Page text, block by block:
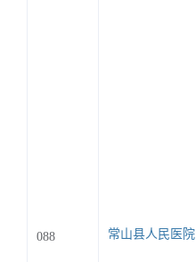
088 常山县人民医院